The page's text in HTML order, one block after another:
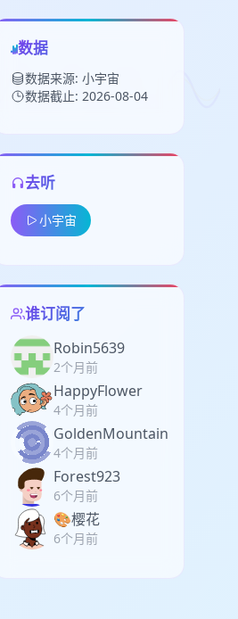
数据
数据来源: 小宇宙
数据截止: 2026-08-04
去听
小宇宙
谁订阅了
Robin5639
2个月前
HappyFlower
4个月前
GoldenMountain
4个月前
Forest923
6个月前
🎨樱花
6个月前